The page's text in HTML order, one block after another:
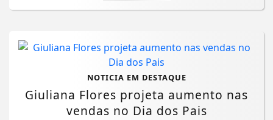
NOTICIA EM DESTAQUE
Giuliana Flores projeta aumento nas
vendas no Dia dos Pais